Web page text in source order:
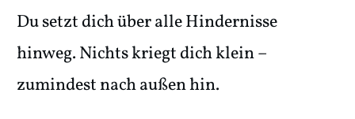
Du setzt dich über alle Hindernisse
hinweg. Nichts kriegt dich klein –
zumindest nach außen hin.